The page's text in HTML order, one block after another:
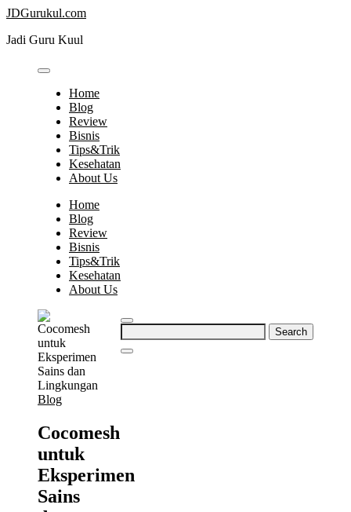
Skip
content
JDGurukul.com
Jadi Guru Kuul
Home
Blog
Review
Bisnis
Tips&Trik
Kesehatan
About Us
Home
Blog
Review
Bisnis
Tips&Trik
Kesehatan
About Us
Search
for:
Blog
Cocomesh
untuk
Eksperimen
Sains